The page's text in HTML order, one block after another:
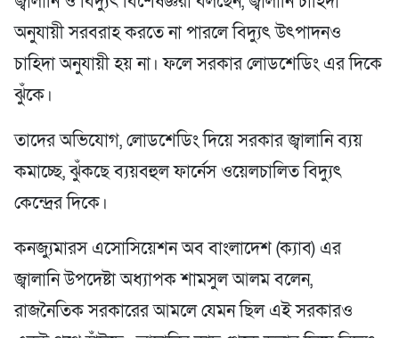
অনুযায়ী সরবরাহ করতে না পারলে বিদ্যুৎ উৎপাদনও
চাহিদা অনুযায়ী হয় না। ফলে সরকার লোডশেডিং এর দিকে
ঝুঁকে।
তাদের অভিযোগ, লোডশেডিং দিয়ে সরকার জ্বালানি ব্যয়
কমাচ্ছে, ঝুঁকছে ব্যয়বহুল ফার্নেস ওয়েলচালিত বিদ্যুৎ
কেন্দ্রের দিকে।
কনজ্যুমারস এসোসিয়েশন অব বাংলাদেশ (ক্যাব) এর
জ্বালানি উপদেষ্টা অধ্যাপক শামসুল আলম বলেন,
রাজনৈতিক সরকারের আমলে যেমন ছিল এই সরকারও